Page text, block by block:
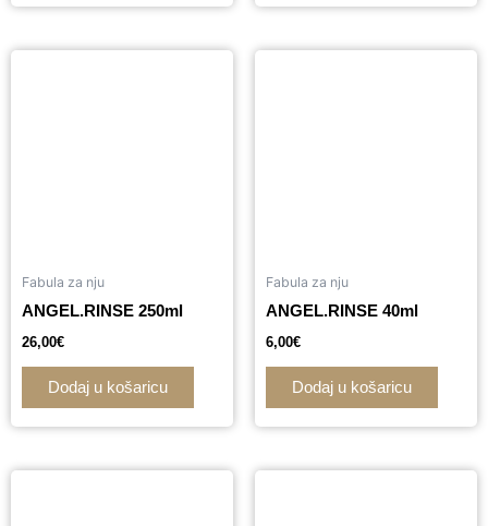
Fabula za nju
ANGEL.RINSE 250ml
26,00€
Dodaj u košaricu
Fabula za nju
ANGEL.RINSE 40ml
6,00€
Dodaj u košaricu